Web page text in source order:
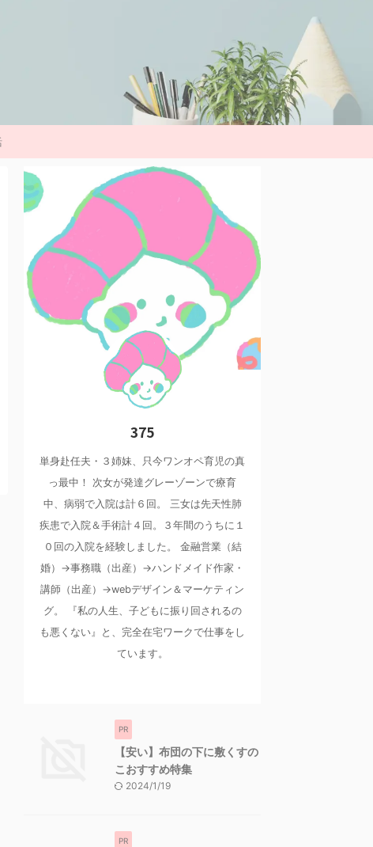
375
単身赴任夫・３姉妹、只今ワンオペ育児の真
っ最中！ 次女が発達グレーゾーンで療育
中、病弱で入院は計６回。 三女は先天性肺
疾患で入院＆手術計４回。３年間のうちに１
０回の入院を経験しました。 金融営業（結
婚）→事務職（出産）→ハンドメイド作家・
講師（出産）→webデザイン＆マーケティン
グ。 『私の人生、子どもに振り回されるの
も悪くない』と、完全在宅ワークで仕事をし
ています。
PR
【安い】布団の下に敷くすの
こおすすめ特集
2024/1/19
PR